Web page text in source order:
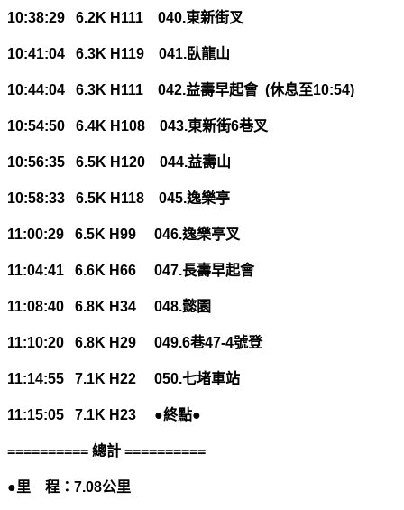
10:38:29 6.2K H111 040.東新街叉
10:41:04 6.3K H119 041.臥龍山
10:44:04 6.3K H111 042.益壽早起會(休息至10:54)
10:54:50 6.4K H108 043.東新街6巷叉
10:56:35 6.5K H120 044.益壽山
10:58:33 6.5K H118 045.逸樂亭
11:00:29 6.5K H99 046.逸樂亭叉
11:04:41 6.6K H66 047.長壽早起會
11:08:40 6.8K H34 048.懿園
11:10:20 6.8K H29 049.6巷47-4號登
11:14:55 7.1K H22 050.七堵車站
11:15:05 7.1K H23 ●終點●
========== 總計 ==========
●里 程： 7.08公里